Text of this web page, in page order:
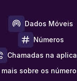
Dados Móveis
Números
Chamadas na
mais sobre os